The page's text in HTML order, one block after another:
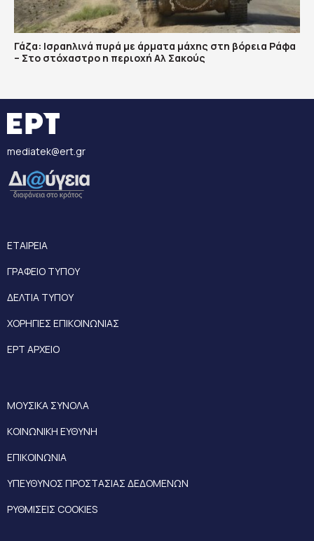
Γάζα: Ισραηλινά πυρά με άρματα μάχης στη βόρεια Ράφα
– Στο στόχαστρο η περιοχή Αλ Σακούς
mediatek@ert.gr
ΕΤΑΙΡΕΙΑ
ΓΡΑΦΕΙΟ ΤΥΠΟΥ
ΔΕΛΤΙΑ ΤΥΠΟΥ
ΧΟΡΗΓΙΕΣ ΕΠΙΚΟΙΝΩΝΙΑΣ
ΕΡΤ ΑΡΧΕΙΟ
ΜΟΥΣΙΚΑ ΣΥΝΟΛΑ
ΚΟΙΝΩΝΙΚΗ ΕΥΘΥΝΗ
ΕΠΙΚΟΙΝΩΝΙΑ
ΥΠΕΥΘΥΝΟΣ ΠΡΟΣΤΑΣΙΑΣ ΔΕΔΟΜΕΝΩΝ
ΡΥΘΜΙΣΕΙΣ COOKIES